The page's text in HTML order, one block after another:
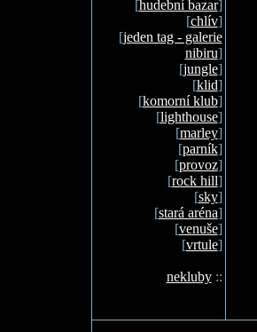
[hudební bazar]
[chlív]
[jeden tag - galerie
nibiru]
[jungle]
[klid]
[komorní klub]
[lighthouse]
[marley]
[parník]
[provoz]
[rock hill]
[sky]
[stará aréna]
[venuše]
[vrtule]
nekluby::